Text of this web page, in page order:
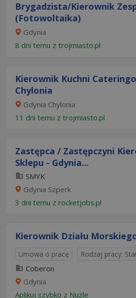
Brygadzista/Kierownik
(Fotowoltaika)
Gdynia
8 dni temu z trojmiasto.pl
Kierownik Kuchni
Chylonia
Gdynia Chylonia
11 dni temu z trojmiasto.pl
Zastępca / Zastępczyni
Sklepu - Gdynia...
SMYK
Gdynia Szperk
3 dni temu z rocketjobs.pl
Kierownik Działu
Umowa o pracę Rodzaj pracy:
Coberon
Gdynia
Aplikuj szybko z Nuzle